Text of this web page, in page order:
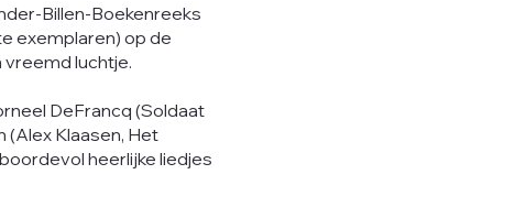
Billen-Boekenreeks
exemplaren) op de
vreemd luchtje.
DeFrancq (Soldaat
(Alex Klaasen, Het
heerlijke liedjes